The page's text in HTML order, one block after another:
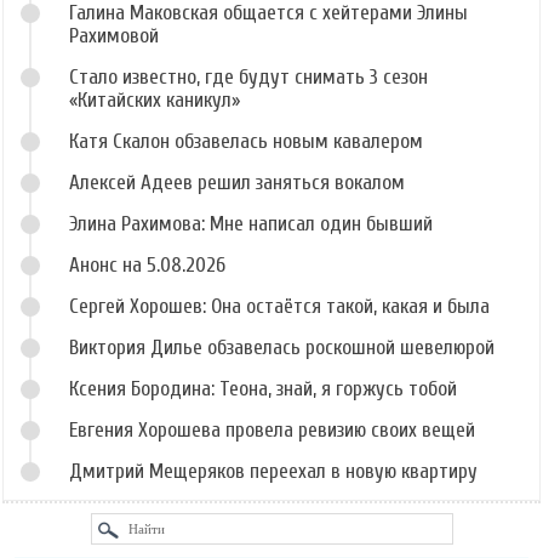
Галина Маковская общается с хейтерами Элины
Рахимовой
Стало известно, где будут снимать 3 сезон
«Китайских каникул»
Катя Скалон обзавелась новым кавалером
Алексей Адеев решил заняться вокалом
Элина Рахимова: Мне написал один бывший
Анонс на 5.08.2026
Сергей Хорошев: Она остаётся такой, какая и была
Виктория Дилье обзавелась роскошной шевелюрой
Ксения Бородина: Теона, знай, я горжусь тобой
Евгения Хорошева провела ревизию своих вещей
Дмитрий Мещеряков переехал в новую квартиру